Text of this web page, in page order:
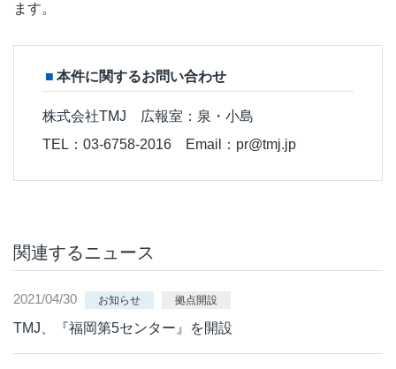
ます。
本件に関するお問い合わせ
株式会社TMJ 広報室：泉・小島
TEL：03-6758-2016 Email：pr@tmj.jp
関連するニュース
2021/04/30 お知らせ 拠点開設
TMJ、『福岡第5センター』を開設